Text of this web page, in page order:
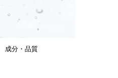
成分・品質